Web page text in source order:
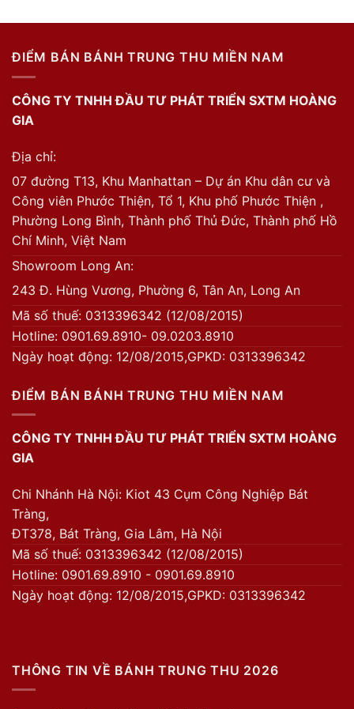
ĐIỂM BÁN BÁNH TRUNG THU MIỀN NAM
CÔNG TY TNHH ĐẦU TƯ PHÁT TRIỂN SXTM HOÀNG
GIA
Địa chỉ:
07 đường T13, Khu Manhattan – Dự án Khu dân cư và
Công viên Phước Thiện, Tổ 1, Khu phố Phước Thiện ,
Phường Long Bình, Thành phố Thủ Đức, Thành phố Hồ
Chí Minh, Việt Nam
Showroom Long An:
243 Đ. Hùng Vương, Phường 6, Tân An, Long An
Mã số thuế: 0313396342 (12/08/2015)
Hotline: 0901.69.8910- 09.0203.8910
Ngày hoạt động: 12/08/2015,GPKD: 0313396342
ĐIỂM BÁN BÁNH TRUNG THU MIỀN NAM
CÔNG TY TNHH ĐẦU TƯ PHÁT TRIỂN SXTM HOÀNG
GIA
Chi Nhánh Hà Nội: Kiot 43 Cụm Công Nghiệp Bát
Tràng,
ĐT378, Bát Tràng, Gia Lâm, Hà Nội
Mã số thuế: 0313396342 (12/08/2015)
Hotline: 0901.69.8910 - 0901.69.8910
Ngày hoạt động: 12/08/2015,GPKD: 0313396342
THÔNG TIN VỀ BÁNH TRUNG THU 2026